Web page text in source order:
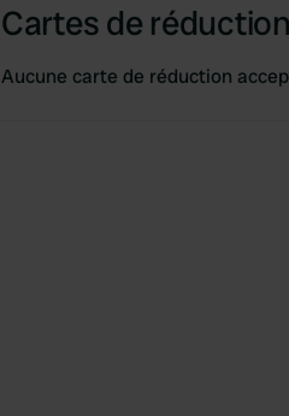
Cartes de
Aucune carte de réduction